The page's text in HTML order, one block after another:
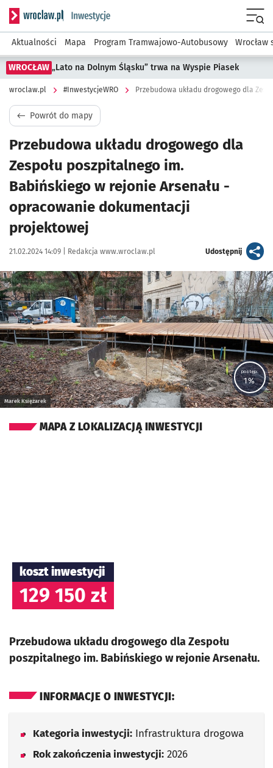
Serwis informacyjny wroclaw.pl podserwis:
Aktualności Mapa Program Tramwajowo-Autobusowy Wrocław
WROCŁAW „Lato na Dolnym Śląsku” trwa na Wyspie Piasek
wroclaw.pl #InwestycjeWRO
Powrót do mapy
Przebudowa układu drogowego dla
Zespołu poszpitalnego im.
Babińskiego w rejonie Arsenału -
opracowanie dokumentacji
projektowej
Data publikacji:
21.02.2024 14:09 | Autor:
Redakcja www.wroclaw.pl Udostępnijartykuł
Kliknij, aby powiększyć
Marek Księżarek
postęp:
1%
MAPA Z LOKALIZACJĄ INWESTYCJI
koszt inwestycji
129 150 zł
Przebudowa układu drogowego dla Zespołu
poszpitalnego im. Babińskiego w rejonie Arsenału.
INFORMACJE O INWESTYCJI:
Kategoria inwestycji: Infrastruktura drogowa
Rok zakończenia inwestycji: 2026